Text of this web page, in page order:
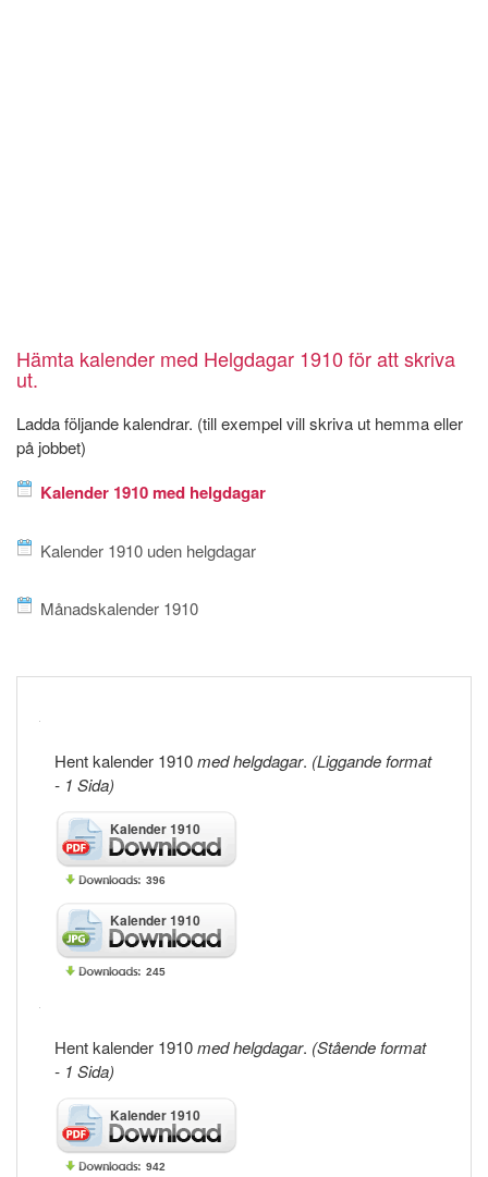
Hämta kalender med Helgdagar 1910 för att skriva
ut.
Ladda följande kalendrar. (till exempel vill skriva ut hemma eller
på jobbet)
Kalender 1910 med helgdagar
Kalender 1910 uden helgdagar
Månadskalender 1910
Hent kalender 1910med helgdagar. (Liggande format
- 1 Sida)
Kalender 1910
396
Kalender 1910
245
Hent kalender 1910med helgdagar. (Stående format
- 1 Sida)
Kalender 1910
942